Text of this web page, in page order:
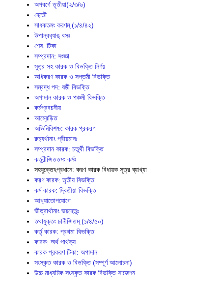
অপবর্গে তৃতীয়া(২/৩/৬)
হেতৌ
সাধকতমং করণম্ (১/৪/৪২)
উপান্বধ‍্যাঙ্ বসঃ
শেষ: টিকা
সম্প্রদান: সংজ্ঞা
সুত্র সহ কারক ও বিভক্তি নির্ণয়
অধিকরণ কারক ও সপ্তমী বিভক্তি
সম্বদ্ধ পদ: ষষ্ঠী বিভক্তি
অপাদান কারক ও পঞ্চমী বিভক্তি
কর্মপ্রবচনীয়
আম্রেড়িত
অভিনিবিশশ্চ: কারক প্রকরণ
রুচ‍্যর্থানাং প্রীয়মানঃ
সম্প্রদান কারক: চতুর্থী বিভক্তি
কর্তুরীপ্সিততমং কর্মঃ
সহযুক্তেঽপ্রধানে: করণ কারক বিধায়ক সূত্র ব্যাখ্যা
করণ কারক: তৃতীয় বিভক্তি
কর্ম কারক: দ্বিতীয়া বিভক্তি
আখ‍্যাতোপযোগে
ভীত্রার্থানাং ভয়হেতুঃ
তথাযুক্তং চানীপ্সিতম্ (১/৪/৫০)
কর্তৃ কারক: প্রথমা বিভক্তি
কারক: অর্থ পার্থক‍্য
কারক প্রকরণ টিকা: অপাদান
সংস্কৃত কারক ও বিভক্তি (সম্পূর্ণ আলোচনা)
উচ্চ মাধ্যমিক সংস্কৃত কারক বিভক্তি সাজেশন